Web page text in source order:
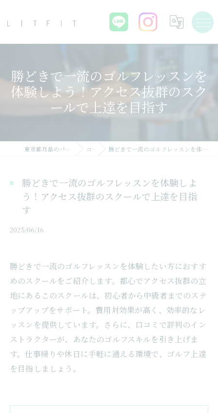
勝どきで一流のゴルフレッスンを
体験しよう！アクセス抜群のスク
ールで上達を目指す
東京都月島のパーソナルジムならLIT FIT コラム 勝どきで一流のゴルフレッスンを体験しよう！アクセス抜群のスクールで上達を目指す
勝どきで一流のゴルフレッスンを体験しよ
う！アクセス抜群のスクールで上達を目指
す
2025/06/16
勝どきで一流のゴルフレッスンを体験したい方におすす
めのスクールをご紹介します。都心でアクセス抜群の立
地にあるこのスクールは、初心者から中級者までのステ
ップアップをサポート。費用対効果が高く、効率的なレ
ッスンを提供しています。さらに、口コミで評判のイン
ストラクターが、あなたのゴルフスキルを引き上げま
す。仕事帰りや休日に手軽に通える環境で、ゴルフ上達
を目指しましょう。